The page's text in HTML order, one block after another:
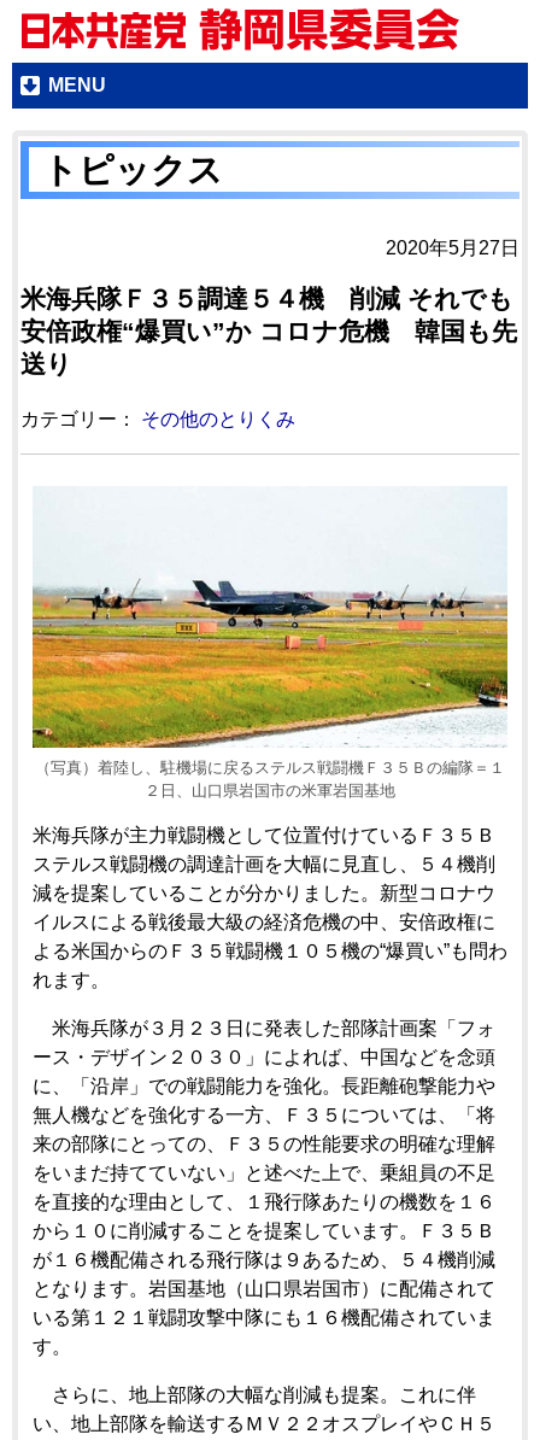
MENU
トピックス
2020年5月27日
米海兵隊Ｆ３５調達５４機 削減 それでも
安倍政権“爆買い”か コロナ危機 韓国も先
送り
カテゴリー： その他のとりくみ
（写真）着陸し、駐機場に戻るステルス戦闘機Ｆ３５Ｂの編隊＝１
２日、山口県岩国市の米軍岩国基地
米海兵隊が主力戦闘機として位置付けているＦ３５Ｂ
ステルス戦闘機の調達計画を大幅に見直し、５４機削
減を提案していることが分かりました。新型コロナウ
イルスによる戦後最大級の経済危機の中、安倍政権に
よる米国からのＦ３５戦闘機１０５機の“爆買い”も問わ
れます。
米海兵隊が３月２３日に発表した部隊計画案「フォ
ース・デザイン２０３０」によれば、中国などを念頭
に、「沿岸」での戦闘能力を強化。長距離砲撃能力や
無人機などを強化する一方、Ｆ３５については、「将
来の部隊にとっての、Ｆ３５の性能要求の明確な理解
をいまだ持てていない」と述べた上で、乗組員の不足
を直接的な理由として、１飛行隊あたりの機数を１６
から１０に削減することを提案しています。Ｆ３５Ｂ
が１６機配備される飛行隊は９あるため、５４機削減
となります。岩国基地（山口県岩国市）に配備されて
いる第１２１戦闘攻撃中隊にも１６機配備されていま
す。
さらに、地上部隊の大幅な削減も提案。これに伴
い、地上部隊を輸送するＭＶ２２オスプレイやＣＨ５